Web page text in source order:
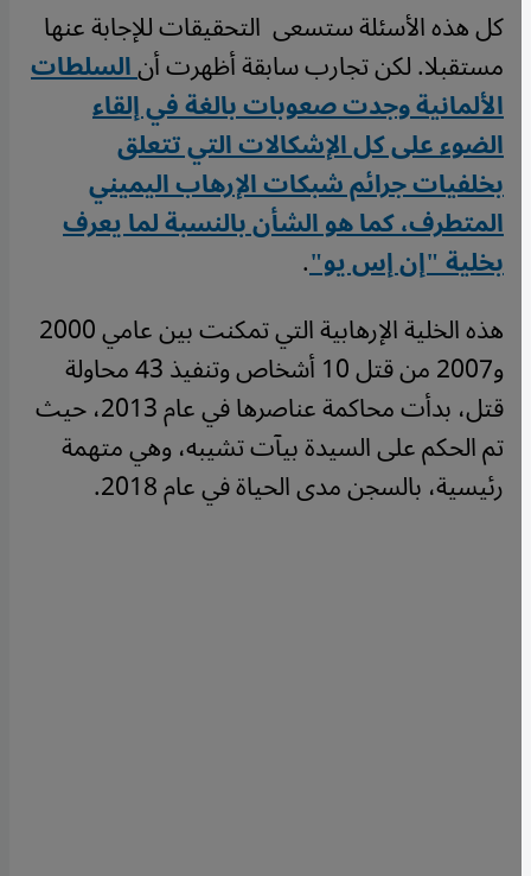
كل هذه الأسئلة ستسعى التحقيقات للإجابة عنها
مستقبلا. لكن تجارب سابقة أظهرت أنالسلطات
الألمانية وجدت صعوبات بالغة في إلقاء
الضوء على كل الإشكالات التي تتعلق
بخلفيات جرائم شبكات الإرهاب اليميني
المتطرف، كما هو الشأن بالنسبة لما يعرف
بخلية "إن إس يو".
هذه الخلية الإرهابية التي تمكنت بين عامي 2000
و2007 من قتل 10 أشخاص وتنفيذ 43 محاولة
قتل، بدأت محاكمة عناصرها في عام 2013، حيث
تم الحكم على السيدة بيآت تشيبه، وهي متهمة
رئيسية، بالسجن مدى الحياة في عام 2018.